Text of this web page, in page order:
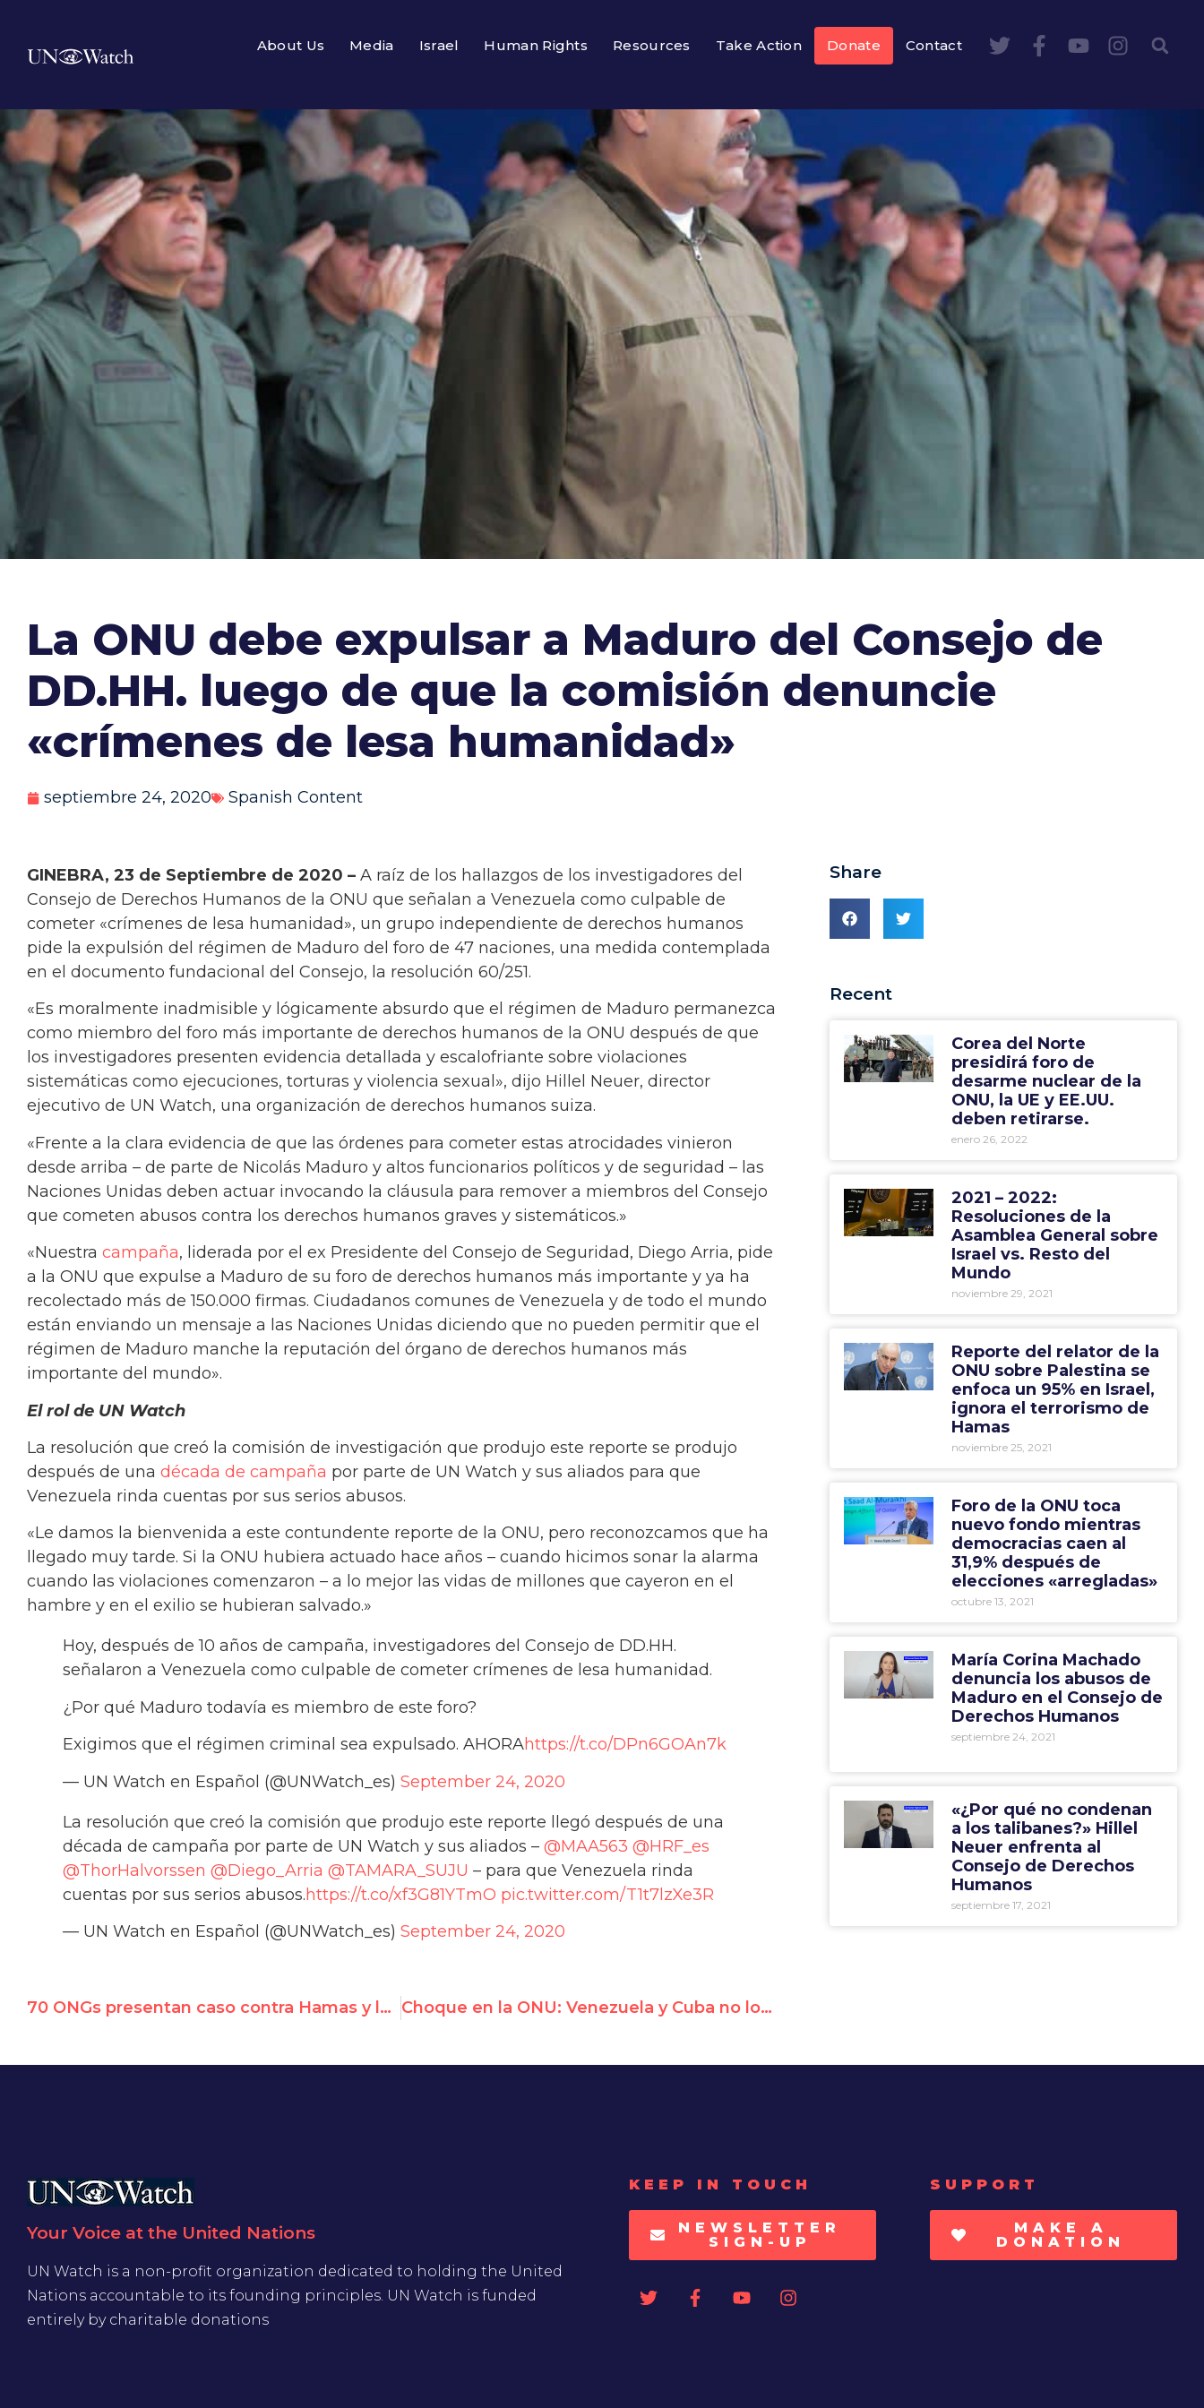
About Us Media Israel Human Rights Resources Take Action Donate Contact
La ONU debe expulsar a Maduro del Consejo de
DD.HH. luego de que la comisión denuncie
«crímenes de lesa humanidad»
septiembre 24, 2020 Spanish Content
GINEBRA, 23 de Septiembre de 2020 – A raíz de los hallazgos de los investigadores del
Consejo de Derechos Humanos de la ONU que señalan a Venezuela como culpable de
cometer «crímenes de lesa humanidad», un grupo independiente de derechos humanos
pide la expulsión del régimen de Maduro del foro de 47 naciones, una medida contemplada
en el documento fundacional del Consejo, la resolución 60/251.
«Es moralmente inadmisible y lógicamente absurdo que el régimen de Maduro permanezca
como miembro del foro más importante de derechos humanos de la ONU después de que
los investigadores presenten evidencia detallada y escalofriante sobre violaciones
sistemáticas como ejecuciones, torturas y violencia sexual», dijo Hillel Neuer, director
ejecutivo de UN Watch, una organización de derechos humanos suiza.
«Frente a la clara evidencia de que las órdenes para cometer estas atrocidades vinieron
desde arriba – de parte de Nicolás Maduro y altos funcionarios políticos y de seguridad – las
Naciones Unidas deben actuar invocando la cláusula para remover a miembros del Consejo
que cometen abusos contra los derechos humanos graves y sistemáticos.»
«Nuestra campaña, liderada por el ex Presidente del Consejo de Seguridad, Diego Arria, pide
a la ONU que expulse a Maduro de su foro de derechos humanos más importante y ya ha
recolectado más de 150.000 firmas. Ciudadanos comunes de Venezuela y de todo el mundo
están enviando un mensaje a las Naciones Unidas diciendo que no pueden permitir que el
régimen de Maduro manche la reputación del órgano de derechos humanos más
importante del mundo».
El rol de UN Watch
La resolución que creó la comisión de investigación que produjo este reporte se produjo
después de una década de campaña por parte de UN Watch y sus aliados para que
Venezuela rinda cuentas por sus serios abusos.
«Le damos la bienvenida a este contundente reporte de la ONU, pero reconozcamos que ha
llegado muy tarde. Si la ONU hubiera actuado hace años – cuando hicimos sonar la alarma
cuando las violaciones comenzaron – a lo mejor las vidas de millones que cayeron en el
hambre y en el exilio se hubieran salvado.»
Hoy, después de 10 años de campaña, investigadores del Consejo de DD.HH.
señalaron a Venezuela como culpable de cometer crímenes de lesa humanidad.
¿Por qué Maduro todavía es miembro de este foro?
Exigimos que el régimen criminal sea expulsado. AHORAhttps://t.co/DPn6GOAn7k
— UN Watch en Español (@UNWatch_es) September 24, 2020
La resolución que creó la comisión que produjo este reporte llegó después de una
década de campaña por parte de UN Watch y sus aliados – @MAA563 @HRF_es
@ThorHalvorssen @Diego_Arria @TAMARA_SUJU – para que Venezuela rinda
cuentas por sus serios abusos.https://t.co/xf3G81YTmO pic.twitter.com/T1t7lzXe3R
— UN Watch en Español (@UNWatch_es) September 24, 2020
70 ONGs presentan caso contra Hamas y la ANP por la detención arbitraria de un activista por la paz palestino Choque en la ONU: Venezuela y Cuba no logran silenciar a activista que exige que expulsen a Maduro del CDH
Share
Recent
Corea del Norte
presidirá foro de
desarme nuclear de la
ONU, la UE y EE.UU.
deben retirarse.
enero 26, 2022
2021 – 2022:
Resoluciones de la
Asamblea General sobre
Israel vs. Resto del
Mundo
noviembre 29, 2021
Reporte del relator de la
ONU sobre Palestina se
enfoca un 95% en Israel,
ignora el terrorismo de
Hamas
noviembre 25, 2021
Foro de la ONU toca
nuevo fondo mientras
democracias caen al
31,9% después de
elecciones «arregladas»
octubre 13, 2021
María Corina Machado
denuncia los abusos de
Maduro en el Consejo de
Derechos Humanos
septiembre 24, 2021
«¿Por qué no condenan
a los talibanes?» Hillel
Neuer enfrenta al
Consejo de Derechos
Humanos
septiembre 17, 2021
Your Voice at the United Nations
UN Watch is a non-profit organization dedicated to holding the United
Nations accountable to its founding principles. UN Watch is funded
entirely by charitable donations
KEEP IN TOUCH
NEWSLETTER
SIGN-UP
SUPPORT
MAKE A
DONATION